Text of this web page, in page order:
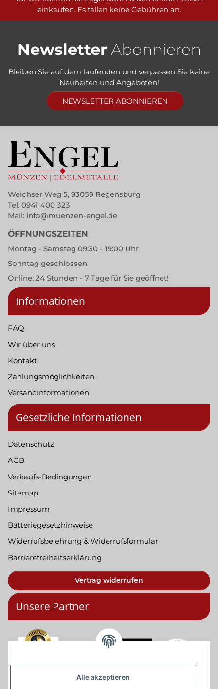
Alle akzeptieren
einkaufen. Es fallen keine Gebühren an.
Newsletter Abonnieren
Bleiben Sie auf dem laufenden und verpassen Sie keine
Neuheiten und Angeboten!
NEWSLETTER ABONNIEREN
Weichser Weg 5, 93059 Regensburg
Tel. 0941 400 323
Mail: info@muenzen-engel.de
ÖFFNUNGSZEITEN
Montag - Samstag 09:30 - 19:00 Uhr
Sonntag geschlossen
Online: 24 Stunden - 7 Tage für Sie geöffnet!
Informationen
FAQ
Wir über uns
Kontakt
Zahlungsmöglichkeiten
Versandinformationen
Gesetzliche Informationen
Datenschutz
AGB
Verkaufs-Bedingungen
Sitemap
Impressum
Batteriegesetzhinweise
Widerrufsbelehrung & Widerrufsformular
Barrierefreiheitserklärung
Vertrag widerrufen
Unsere Partner